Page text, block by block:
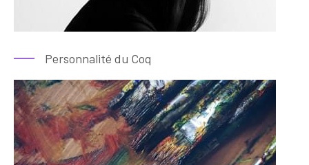
Personnalité du Coq